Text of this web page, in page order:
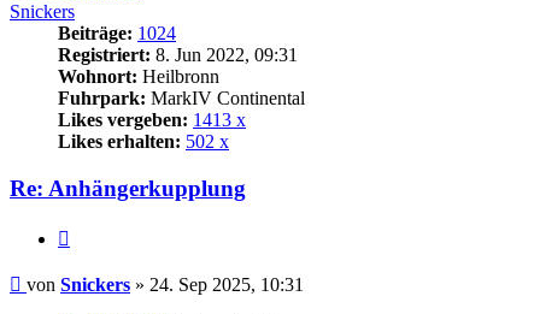
Snickers
Beiträge: 1024
Registriert: 8. Jun 2022, 09:31
Wohnort: Heilbronn
Fuhrpark: MarkIV Continental
Likes vergeben: 1413 x
Likes erhalten: 502 x
Re: Anhängerkupplung
Beitrag
von Snickers » 24. Sep 2025, 10:31